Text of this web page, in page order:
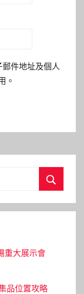
件地址及個人
。
重大展示會
品位置攻略